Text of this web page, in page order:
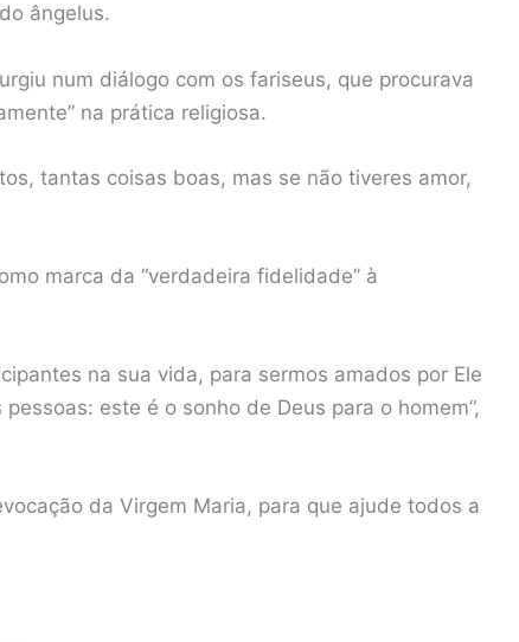
ângelus.
num diálogo com os fariseus, que procurava
na prática religiosa.
tantas coisas boas, mas se não tiveres amor,
marca da “verdadeira fidelidade” à
na sua vida, para sermos amados por Ele
este é o sonho de Deus para o homem”,
da Virgem Maria, para que ajude todos a